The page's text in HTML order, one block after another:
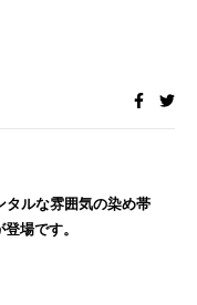
タルな雰囲気の染め帯
場です。